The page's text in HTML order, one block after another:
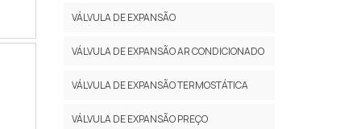
os
VÁLVULA DE EXPANSÃO
VÁLVULA DE EXPANSÃO AR CONDICIONADO
VÁLVULA DE EXPANSÃO TERMOSTÁTICA
VÁLVULA DE EXPANSÃO PREÇO